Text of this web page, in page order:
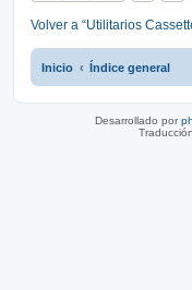
Volver a “Utilitarios
Inicio Índice general
Desarrollado por